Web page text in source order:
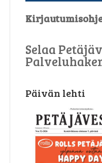
Selaa
Päivän lehti